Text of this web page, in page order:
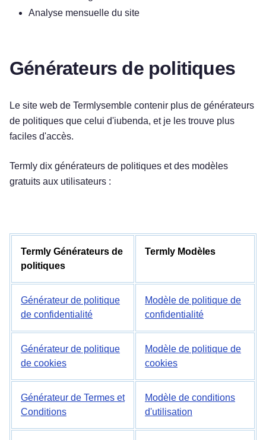
Analyse mensuelle du site
Générateurs de politiques
Le site web de Termlysemble contenir plus de générateurs
de politiques que celui d'iubenda, et je les trouve plus
faciles d'accès.
Termly dix générateurs de politiques et des modèles
gratuits aux utilisateurs :
Termly Générateurs de
politiques
Termly Modèles
Générateur de politique
de confidentialité
Modèle de politique de
confidentialité
Générateur de politique
de cookies
Modèle de politique de
cookies
Générateur de Termes et
Conditions
Modèle de conditions
d'utilisation